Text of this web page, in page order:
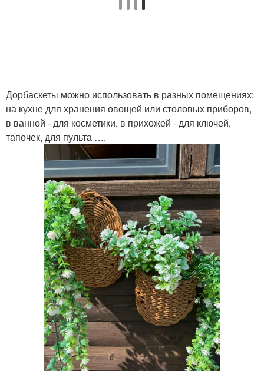
Дорбаскеты можно использовать в разных помещениях:
на кухне для хранения овощей или столовых приборов,
в ванной - для косметики, в прихожей - для ключей,
тапочек, для пульта ….